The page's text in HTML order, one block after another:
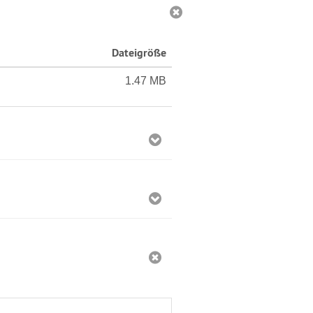
Dateigröße
1.47 MB